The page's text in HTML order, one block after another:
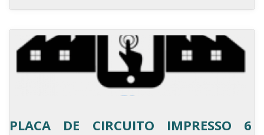
PLACA DE CIRCUITO IMPRESSO 6